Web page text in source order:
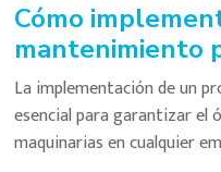
Cómo
mantenimiento
La implementación de un
esencial para garantizar el
maquinarias en cualquier